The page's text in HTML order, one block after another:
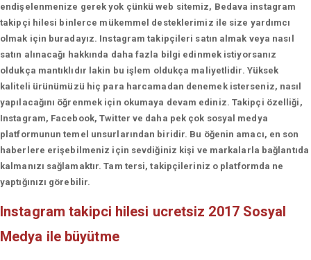
endişelenmenize gerek yok çünkü web sitemiz, Bedava instagram
takipçi hilesi binlerce mükemmel desteklerimiz ile size yardımcı
olmak için buradayız. Instagram takipçileri satın almak veya nasıl
satın alınacağı hakkında daha fazla bilgi edinmek istiyorsanız
oldukça mantıklıdır lakin bu işlem oldukça maliyetlidir. Yüksek
kaliteli ürünümüzü hiç para harcamadan denemek isterseniz, nasıl
yapılacağını öğrenmek için okumaya devam ediniz. Takipçi özelliği,
Instagram, Facebook, Twitter ve daha pek çok sosyal medya
platformunun temel unsurlarından biridir. Bu öğenin amacı, en son
haberlere erişebilmeniz için sevdiğiniz kişi ve markalarla bağlantıda
kalmanızı sağlamaktır. Tam tersi, takipçileriniz o platformda ne
yaptığınızı görebilir.
Instagram takipci hilesi ucretsiz 2017 Sosyal
Medya ile büyütme